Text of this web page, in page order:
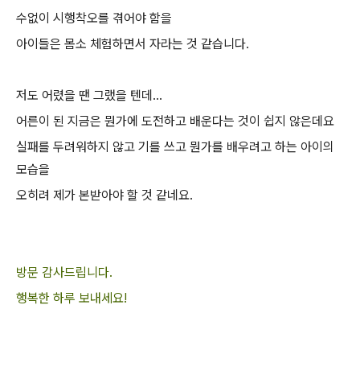
수없이 시행착오를 겪어야 함을
아이들은 몸소 체험하면서 자라는 것 같습니다.
저도 어렸을 땐 그랬을 텐데...
어른이 된 지금은 뭔가에 도전하고 배운다는 것이 쉽지 않은데요
실패를 두려워하지 않고 기를 쓰고 뭔가를 배우려고 하는 아이의
모습을
오히려 제가 본받아야 할 것 같네요.
방문 감사드립니다.
행복한 하루 보내세요!